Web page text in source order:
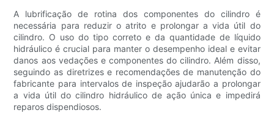
A lubrificação de rotina dos componentes do cilindro é
necessária para reduzir o atrito e prolongar a vida útil do
cilindro. O uso do tipo correto e da quantidade de líquido
hidráulico é crucial para manter o desempenho ideal e evitar
danos aos vedações e componentes do cilindro. Além disso,
seguindo as diretrizes e recomendações de manutenção do
fabricante para intervalos de inspeção ajudarão a prolongar
a vida útil do cilindro hidráulico de ação única e impedirá
reparos dispendiosos.